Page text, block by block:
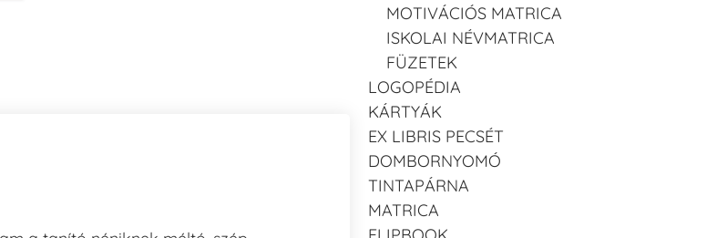
MOTIVÁCIÓS MATRICA
ISKOLAI NÉVMATRICA
FÜZETEK
LOGOPÉDIA
KÁRTYÁK
EX LIBRIS PECSÉT
DOMBORNYOMÓ
TINTAPÁRNA
MATRICA